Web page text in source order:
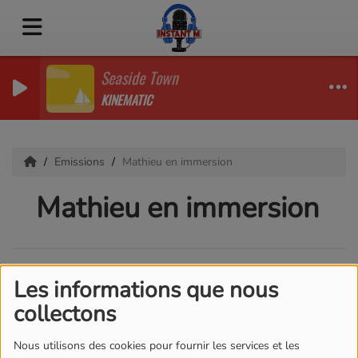
Les informations que nous
collectons
Nous utilisons des cookies pour fournir les services et les
Seaside Town
KINEMATIC
Emissions Mathieu en immersion
Mathieu en immersion